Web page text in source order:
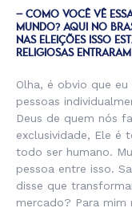
– COMO VOCÊ VÊ
MUNDO? AQUI NO
NAS ELEIÇÕES ISSO
RELIGIOSAS
Olha, é obvio que
pessoas
Deus de quem nós
exclusividade, Ele é
todo ser humano.
pessoa entre isso.
disse que
mercado? Para